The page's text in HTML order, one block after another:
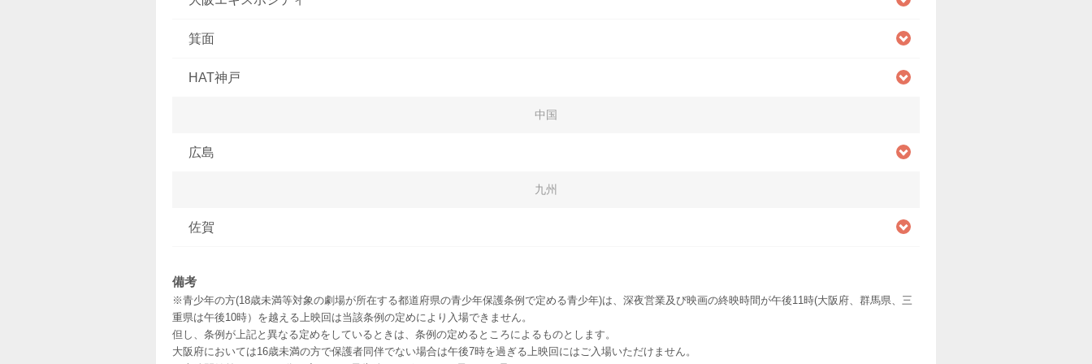
箕面
HAT神戸
中国
広島
九州
佐賀
備考
※青少年の方(18歳未満等対象の劇場が所在する都道府県の青少年保護条例で定める青少年)は、深夜営業及び映画の終映時間が午後11時(大阪府、群馬県、三
重県は午後10時）を越える上映回は当該条例の定めにより入場できません。
但し、条例が上記と異なる定めをしているときは、条例の定めるところによるものとします。
大阪府においては16歳未満の方で保護者同伴でない場合は午後7時を過ぎる上映回にはご入場いただけません。